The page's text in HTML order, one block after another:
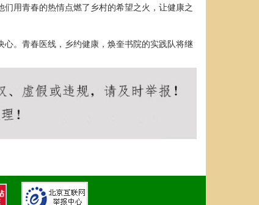
用青春的热情点燃了乡村的希望之火，让健康之
。青春医线，乡约健康，焕奎书院的实践队将继